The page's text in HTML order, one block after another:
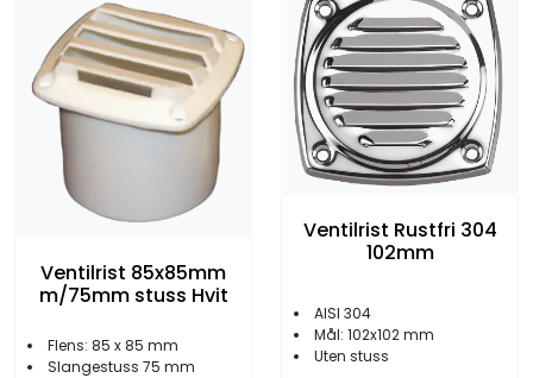
Ventilrist 85x85mm
m/75mm stuss Hvit
Flens: 85 x 85 mm
Slangestuss 75 mm
Ventilrist Rustfri 304
102mm
AISI 304
Mål: 102x102 mm
Uten stuss